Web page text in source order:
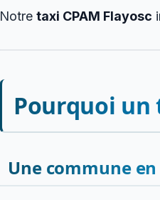
Notre taxi CPAM Flayosc
Pourquoi un
Une commune